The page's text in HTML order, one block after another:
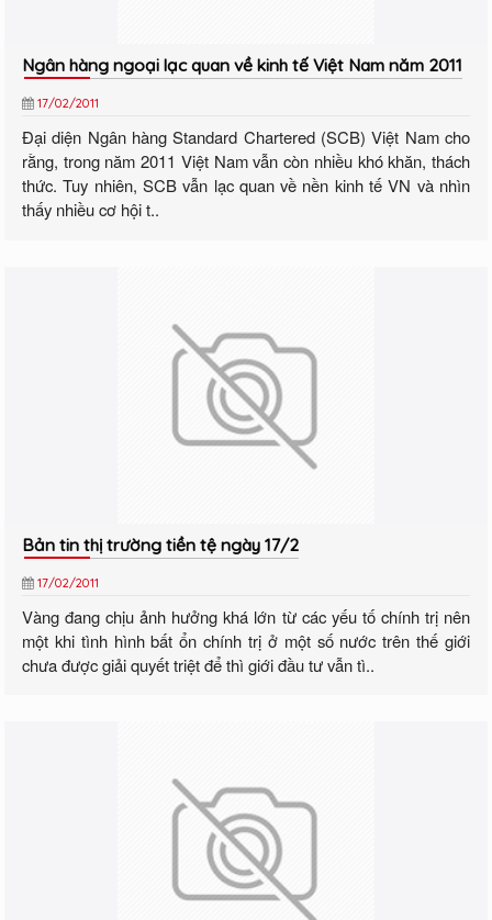
Ngân hàng ngoại lạc quan về kinh tế Việt Nam năm 2011
17/02/2011
Đại diện Ngân hàng Standard Chartered (SCB) Việt Nam cho
rằng, trong năm 2011 Việt Nam vẫn còn nhiều khó khăn, thách
thức. Tuy nhiên, SCB vẫn lạc quan về nền kinh tế VN và nhìn
thấy nhiều cơ hội t..
Bản tin thị trường tiền tệ ngày 17/2
17/02/2011
Vàng đang chịu ảnh hưởng khá lớn từ các yếu tố chính trị nên
một khi tình hình bất ổn chính trị ở một số nước trên thế giới
chưa được giải quyết triệt để thì giới đầu tư vẫn tì..